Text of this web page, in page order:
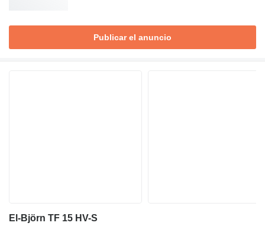
Publicar el anuncio
El-Björn TF 15 HV-S